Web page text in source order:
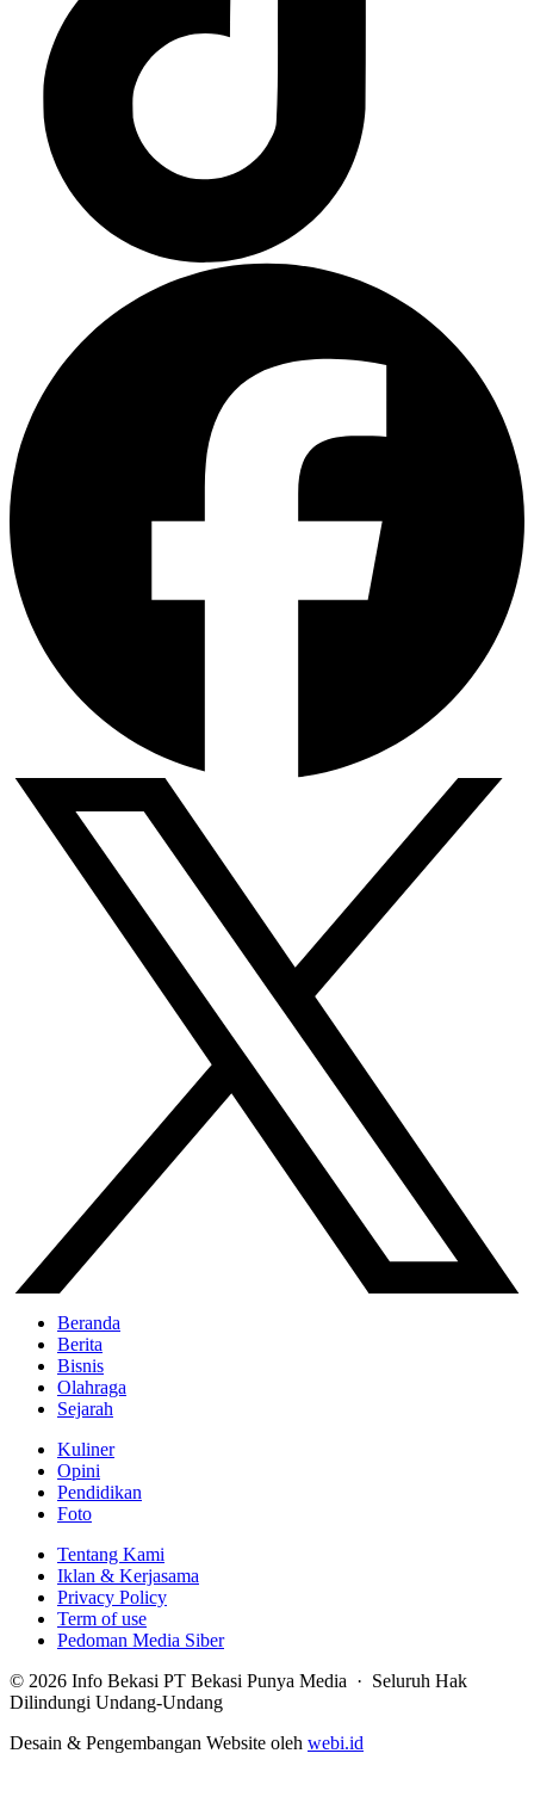
Beranda
Berita
Bisnis
Olahraga
Sejarah
Kuliner
Opini
Pendidikan
Foto
Tentang Kami
Iklan & Kerjasama
Privacy Policy
Term of use
Pedoman Media Siber
© 2026 Info Bekasi PT Bekasi Punya Media · Seluruh Hak
Dilindungi Undang-Undang
Desain & Pengembangan Website oleh webi.id